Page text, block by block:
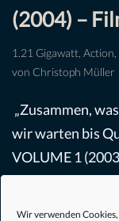
Wir verwenden Cookies,
(2004) –
1.21 Gigawatt Action
von Christoph Müller
„Zusammen,
wir warten bis
VOLUME 1
als ein